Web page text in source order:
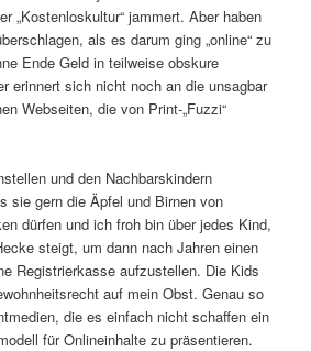
„Kostenloskultur“ jammert. Aber haben
als es darum ging „online“ zu
Ende Geld in teilweise obskure
erinnert sich nicht noch an die unsagbar
Webseiten, die von Print-„Fuzzi“
und den Nachbarskindern
sie gern die Äpfel und Birnen von
dürfen und ich froh bin über jedes Kind,
steigt, um dann nach Jahren einen
Registrierkasse aufzustellen. Die Kids
auf mein Obst. Genau so
die es einfach nicht schaffen ein
für Onlineinhalte zu präsentieren.